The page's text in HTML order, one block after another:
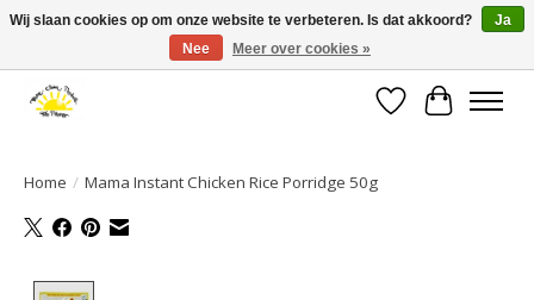
Large selection of products and fast shipping!
Verlanglijst
Home / Mama Instant Chicken Rice Porridge 50g
Wij slaan cookies op om onze website te verbeteren. Is dat akkoord?
Ja
Nee
Meer over cookies »